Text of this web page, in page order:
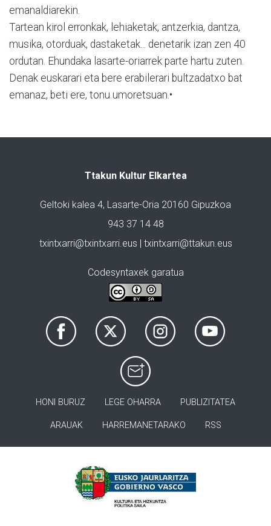
emanaldiarekin.
Tartean kirol erronkak, lehiaketak, antzerkia, dantza,
musika, otorduak, dastaketak... denetarik izan zen 40
ordutan. Ehundaka lasarte-oriarrek parte hartu zuten.
Denak euskarari eta bere erabilerari bultzadatxo bat
emanaz, beti ere, tonu umoretsuan.•
Ttakun Kultur Elkartea
Geltoki kalea 4, Lasarte-Oria 20160 Gipuzkoa
943 37 14 48
txintxarri@txintxarri.eus | txintxarri@ttakun.eus
Codesyntaxek garatua
HONI BURUZ LEGE OHARRA PUBLIZITATEA
ARAUAK HARREMANETARAKO RSS